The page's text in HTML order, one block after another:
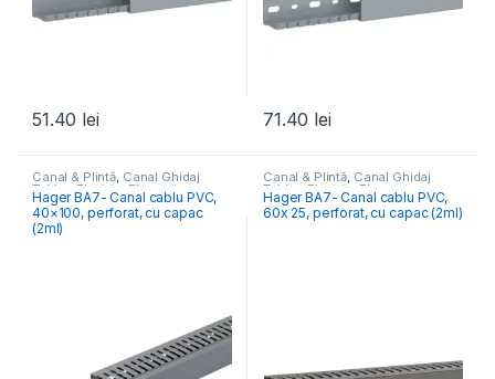
51.40 lei 71.40 lei
Canal & Plintă, Canal Ghidaj
Tablou Electric Elemente
Conexiune- Tablou Electric
Hager BA7- Canal cablu PVC,
40×100, perforat, cu capac
(2ml)
Canal & Plintă, Canal Ghidaj
Tablou Electric Elemente
Conexiune- Tablou Electric
Hager BA7- Canal cablu PVC,
60x 25, perforat, cu capac (2ml)